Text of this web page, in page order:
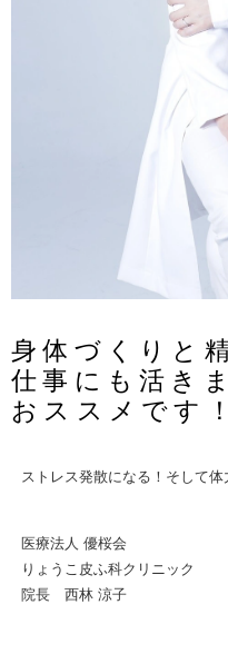
身体づくりと
仕事にも活き
おススメです！
ストレス発散になる！そして体
医療法人 優桜会
りょうこ皮ふ科クリニック
院長 西林 涼子